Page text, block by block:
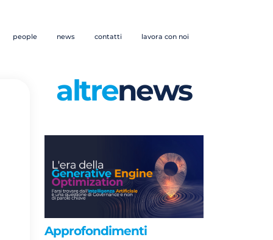
people news contatti lavora con noi
altrenews
Approfondimenti